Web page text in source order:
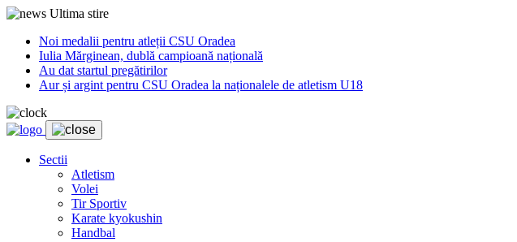
Ultima stire
Noi medalii pentru atleții CSU Oradea
Iulia Mărginean, dublă campioană națională
Au dat startul pregătirilor
Aur și argint pentru CSU Oradea la naționalele de atletism U18
Sectii
Atletism
Volei
Tir Sportiv
Karate kyokushin
Handbal